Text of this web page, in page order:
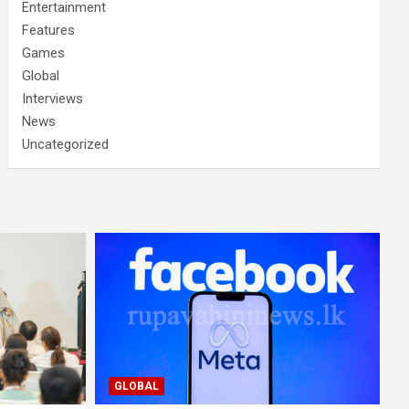
Entertainment
Features
Games
Global
Interviews
News
Uncategorized
GLOBAL